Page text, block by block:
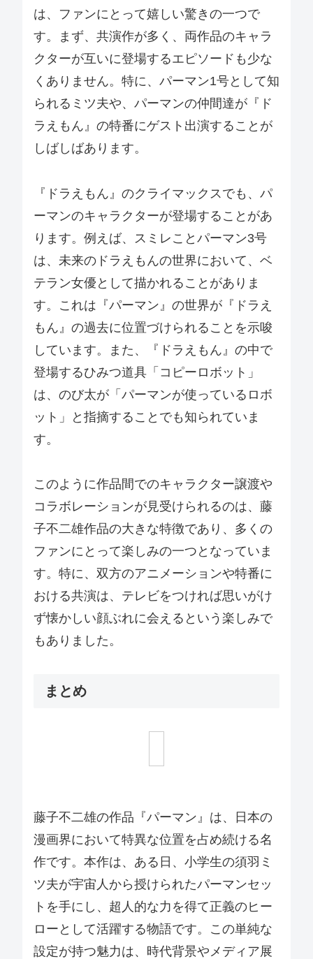
は、ファンにとって嬉しい驚きの一つで
す。まず、共演作が多く、両作品のキャラ
クターが互いに登場するエピソードも少な
くありません。特に、パーマン1号として知
られるミツ夫や、パーマンの仲間達が『ド
ラえもん』の特番にゲスト出演することが
しばしばあります。
『ドラえもん』のクライマックスでも、パ
ーマンのキャラクターが登場することがあ
ります。例えば、スミレことパーマン3号
は、未来のドラえもんの世界において、ベ
テラン女優として描かれることがありま
す。これは『パーマン』の世界が『ドラえ
もん』の過去に位置づけられることを示唆
しています。また、『ドラえもん』の中で
登場するひみつ道具「コピーロボット」
は、のび太が「パーマンが使っているロボ
ット」と指摘することでも知られていま
す。
このように作品間でのキャラクター譲渡や
コラボレーションが見受けられるのは、藤
子不二雄作品の大きな特徴であり、多くの
ファンにとって楽しみの一つとなっていま
す。特に、双方のアニメーションや特番に
おける共演は、テレビをつければ思いがけ
ず懐かしい顔ぶれに会えるという楽しみで
もありました。
まとめ
藤子不二雄の作品『パーマン』は、日本の
漫画界において特異な位置を占め続ける名
作です。本作は、ある日、小学生の須羽ミ
ツ夫が宇宙人から授けられたパーマンセッ
トを手にし、超人的な力を得て正義のヒー
ローとして活躍する物語です。この単純な
設定が持つ魅力は、時代背景やメディア展